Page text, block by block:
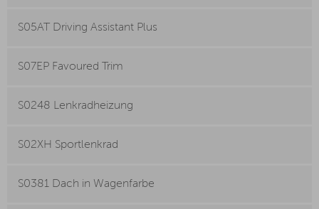
S05AT Driving Assistant Plus
S07EP Favoured Trim
S0248 Lenkradheizung
S02XH Sportlenkrad
S0381 Dach in Wagenfarbe